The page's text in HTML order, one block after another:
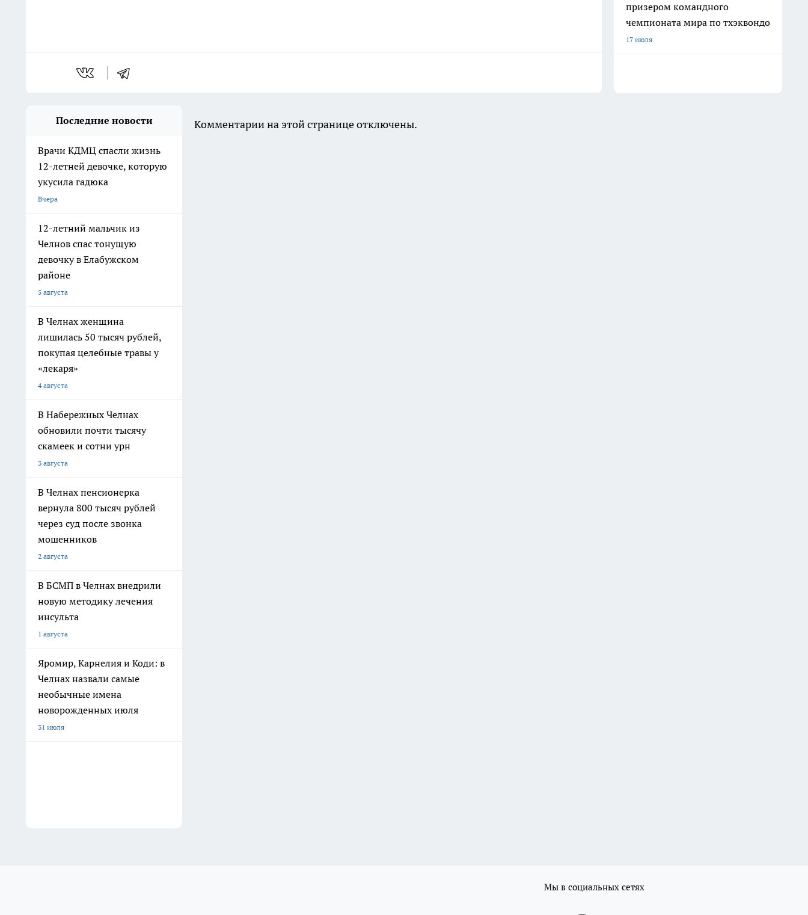
призером командного
чемпионата мира по тхэквондо
17 июля
Последние новости
Врачи КДМЦ спасли жизнь
12-летней девочке, которую
укусила гадюка
Вчера
12-летний мальчик из
Челнов спас тонущую
девочку в Елабужском
районе
5 августа
В Челнах женщина
лишилась 50 тысяч рублей,
покупая целебные травы у
«лекаря»
4 августа
В Набережных Челнах
обновили почти тысячу
скамеек и сотни урн
3 августа
В Челнах пенсионерка
вернула 800 тысяч рублей
через суд после звонка
мошенников
2 августа
В БСМП в Челнах внедрили
новую методику лечения
инсульта
1 августа
Яромир, Карнелия и Коди: в
Челнах назвали самые
необычные имена
новорожденных июля
31 июля
Комментарии на этой странице отключены.
Мы в социальных сетях